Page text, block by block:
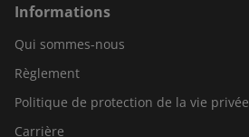
Informations
Qui sommes-nous
Règlement
Politique de protection de la vie privée
Carrière